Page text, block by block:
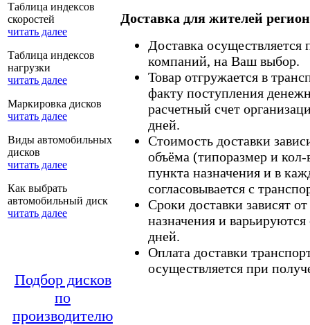
Таблица индексов
скоростей
читать далее
Таблица индексов
нагрузки
читать далее
Маркировка дисков
читать далее
Виды автомобильных
дисков
читать далее
Как выбрать
автомобильный диск
читать далее
Подбор дисков
по
производителю
Доставка для жителей
Доставка
компаний, на Ваш выбор.
Товар отгружается в
факту поступления
расчетный счет
дней.
Стоимость доставки
объёма (типоразмер и кол-
пункта назначения и в
согласовывается с
Сроки доставки зависят
назначения и
дней.
Оплата доставки
осуществляется при